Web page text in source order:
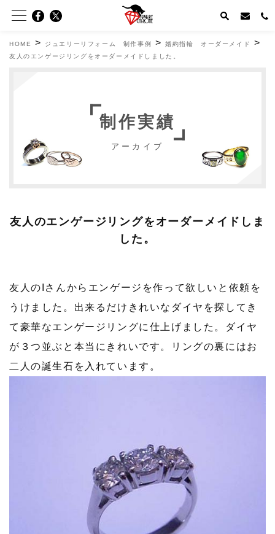
HOME > ジュエリーリフォーム 制作事例 >婚約指輪 オーダーメイド >
友人のエンゲージリングをオーダーメイドしました。
制作実績
アーカイブ
友人のエンゲージリングをオーダーメイドしま
した。
友人のIさんからエンゲージを作って欲しいと依頼を
うけました。出来るだけきれいなダイヤを探してき
て豪華なエンゲージリングに仕上げました。ダイヤ
が３つ並ぶと本当にきれいです。リングの裏にはお
二人の誕生石を入れています。